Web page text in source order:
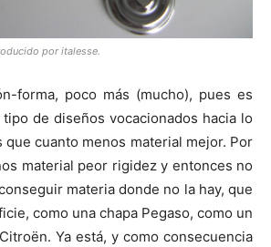
por italesse.
forma, poco más (mucho), pues es
de diseños vocacionados hacia lo
que cuanto menos material mejor. Por
material peor rigidez y entonces no
materia donde no la hay, que
como una chapa Pegaso, como un
Ya está, y como consecuencia